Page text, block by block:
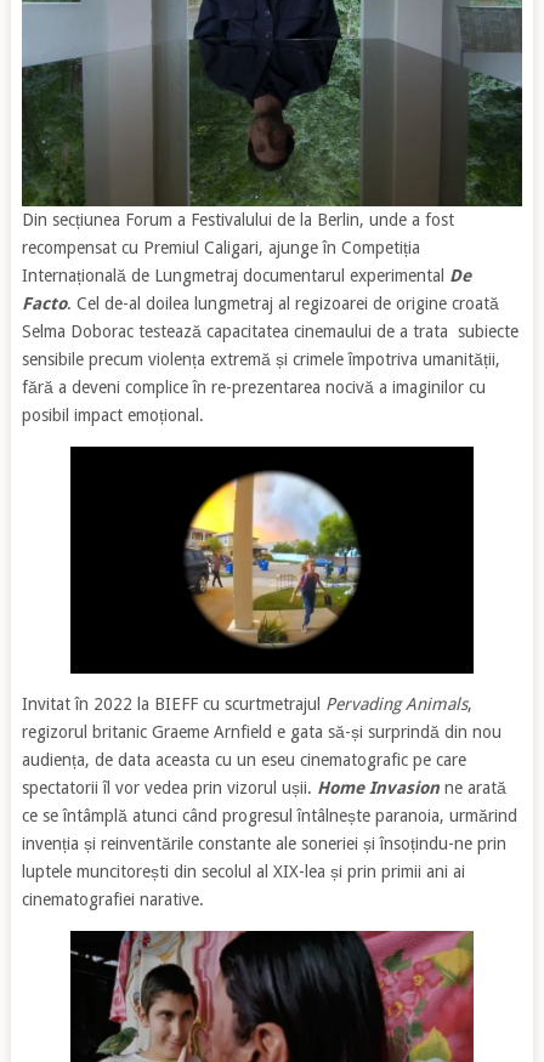
Din secțiunea Forum a Festivalului de la Berlin, unde a fost
recompensat cu Premiul Caligari, ajunge în Competiția
Internațională de Lungmetraj documentarul experimental De
Facto. Cel de-al doilea lungmetraj al regizoarei de origine croată
Selma Doborac testează capacitatea cinemaului de a trata subiecte
sensibile precum violența extremă și crimele împotriva umanității,
fără a deveni complice în re-prezentarea nocivă a imaginilor cu
posibil impact emoțional.
Invitat în 2022 la BIEFF cu scurtmetrajul Pervading Animals,
regizorul britanic Graeme Arnfield e gata să-și surprindă din nou
audiența, de data aceasta cu un eseu cinematografic pe care
spectatorii îl vor vedea prin vizorul ușii. Home Invasionne arată
ce se întâmplă atunci când progresul întâlnește paranoia, urmărind
invenția și reinventările constante ale soneriei și însoțindu-ne prin
luptele muncitorești din secolul al XIX-lea și prin primii ani ai
cinematografiei narative.